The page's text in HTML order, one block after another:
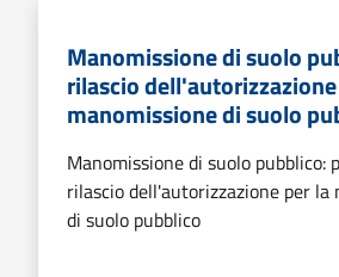
Manomissione di suolo
rilascio
manomissione di suolo
Manomissione di suolo pubblico:
rilascio dell'autorizzazione per la
di suolo pubblico